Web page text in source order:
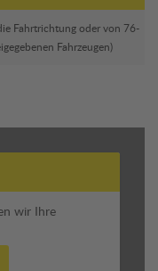
Fahrtrichtung oder von 76-
Fahrzeugen)
wir Ihre